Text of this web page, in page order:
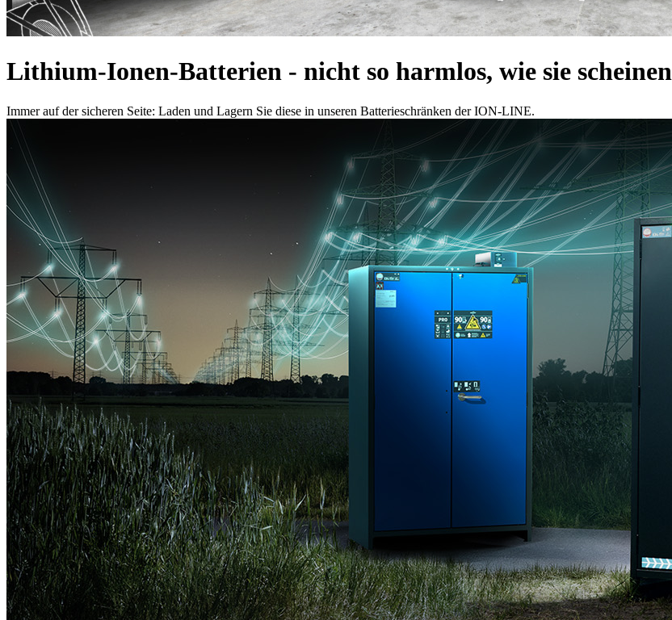
Lithium-Ionen-Batterien - nicht so harmlos, wie sie scheinen
Immer auf der sicheren Seite: Laden und Lagern Sie diese in unseren Batterieschränken der ION-LINE.